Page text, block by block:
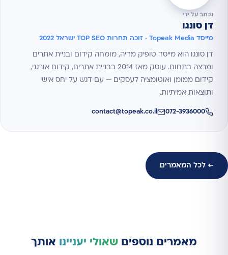
נכתב על ידי
דן סונגו
מייסד Topeak Media · זוכה תחרות TOP SEO ישראל 2022
דן סונגו הוא מייסד טופיק מדיה, מומחה קידום ובניית אתרים
ומרצה בתחום. עוסק מאז 2014 בבניית אתרים, קידום אורגני,
קידום ממומן ואוטומציה לעסקים — עם דגש על יחס אישי
ותוצאות אמיתיות.
072-3936000
contact@topeak.co.il
← לכל המאמרים
מאמרים נוספים שאולי יעניינו אותך